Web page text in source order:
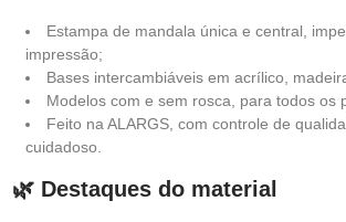
Estampa de mandala única e central,
impressão;
Bases intercambiáveis em acrílico,
Modelos com e sem rosca, para todos os
Feito na ALARGS, com controle de
cuidadoso.
🌿 Destaques do material